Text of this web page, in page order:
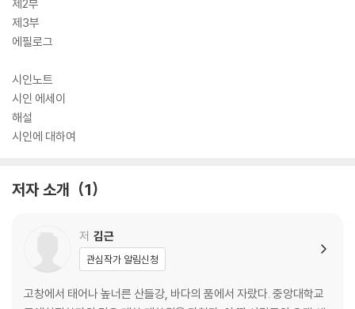
제2부
제3부
에필로그
시인노트
시인 에세이
해설
시인에 대하여
저자 소개 1
저 김근
관심작가 알림신청
고창에서 태어나 높너른 산들강, 바다의 품에서 자랐다. 중앙대학교